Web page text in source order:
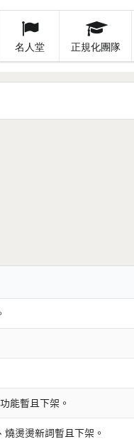
名人堂 正規化團隊
能暫且下架。
燙燙新詞暫且下架。